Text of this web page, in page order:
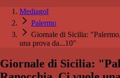
Mediagol
Palermo
Giornale di Sicilia:
una prova da...10"
Giornale di Sicilia: